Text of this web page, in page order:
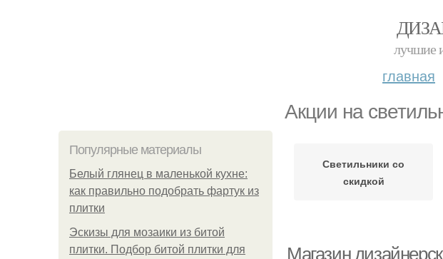
лучшие
главная
Акции на
Популярные материалы
Белый глянец в маленькой кухне:
как правильно подобрать фартук из
плитки
Эскизы для мозаики из битой
плитки. Подбор битой плитки для
Светильники со
скидкой
Магазин